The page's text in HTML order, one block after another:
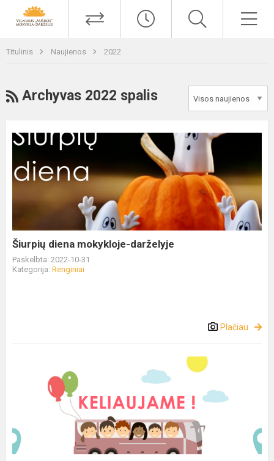
Titulinis Naujienos 2022
Archyvas 2022 spalis
Šiurpių diena mokykloje-darželyje
Paskelbta: 2022-10-31
Kategorija: Renginiai
Plačiau